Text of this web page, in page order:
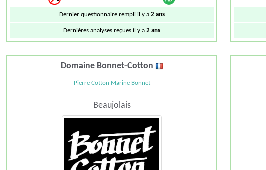
Dernier questionnaire rempli il y a 2 ans
Dernières analyses reçues il y a 2 ans
Domaine Bonnet-Cotton
Pierre Cotton Marine Bonnet
Beaujolais